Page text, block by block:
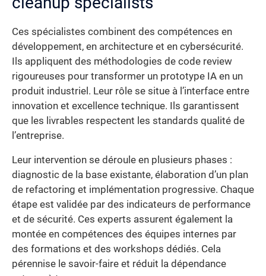
Ces spécialistes combinent des compétences en
développement, en architecture et en cybersécurité.
Ils appliquent des méthodologies de code review
rigoureuses pour transformer un prototype IA en un
produit industriel. Leur rôle se situe à l’interface entre
innovation et excellence technique. Ils garantissent
que les livrables respectent les standards qualité de
l’entreprise.
Leur intervention se déroule en plusieurs phases :
diagnostic de la base existante, élaboration d’un plan
de refactoring et implémentation progressive. Chaque
étape est validée par des indicateurs de performance
et de sécurité. Ces experts assurent également la
montée en compétences des équipes internes par
des formations et des workshops dédiés. Cela
pérennise le savoir-faire et réduit la dépendance